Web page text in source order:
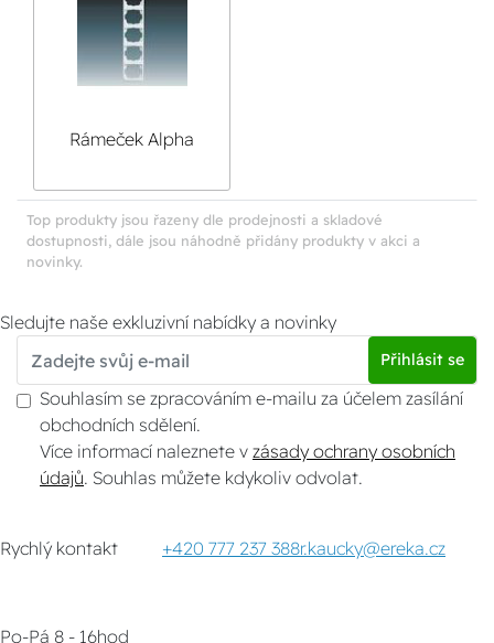
Rámeček Alpha
pětinásobný svislý
Top produkty jsou řazeny dle prodejnosti a skladové
dostupnosti, dále jsou náhodně přidány produkty v akci a
novinky.
Sledujte naše exkluzivní nabídky a novinky
Přihlásit se
Souhlasím se zpracováním e-mailu za účelem zasílání
obchodních sdělení.
Více informací naleznete v zásady ochrany osobních
údajů . Souhlas můžete kdykoliv odvolat.
Rychlý kontakt +420 777 237 388r.kaucky@ereka.cz
Po-Pá 8 - 16hod